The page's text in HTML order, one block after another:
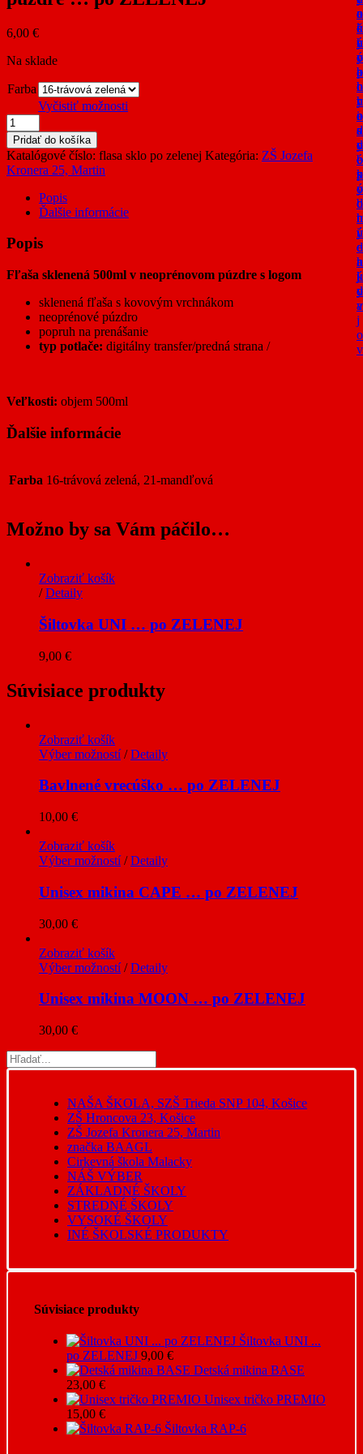
6,00 €
Na sklade
Farba
Vyčistiť možnosti
množstvo
Fľaša
sklenená
500ml
v
neoprénovom
púzdre
po
ZELENEJ
Pridať do košíka
Katalógové číslo: flasa sklo po zelenej Kategória: ZŠ Jozefa
Kronera 25, Martin
Popis
Ďalšie informácie
Popis
Fľaša sklenená 500ml v neoprénovom púzdre s logom
sklenená fľaša s kovovým vrchnákom
neoprénové púzdro
popruh na prenášanie
typ potlače: digitálny transfer/predná strana /
Veľkosti: objem 500ml
Ďalšie informácie
Farba 16-trávová zelená, 21-mandľová
Možno by sa Vám páčilo…
Zobraziť košík
/ Detaily
Šiltovka UNI … po ZELENEJ
9,00 €
Súvisiace produkty
Zobraziť košík
Výber možností/ Detaily
Bavlnené vrecúško … po ZELENEJ
10,00 €
Zobraziť košík
Výber možností/ Detaily
Unisex mikina CAPE … po ZELENEJ
30,00 €
Zobraziť košík
Výber možností/ Detaily
Unisex mikina MOON … po ZELENEJ
30,00 €
NAŠA ŠKOLA, SZŠ Trieda SNP 104, Košice
ZŠ Hroncova 23, Košice
ZŠ Jozefa Kronera 25, Martin
značka BAAGL
Cirkevná škola Malacky
NÁŠ VÝBER
ZÁKLADNÉ ŠKOLY
STREDNÉ ŠKOLY
VYSOKÉ ŠKOLY
INÉ ŠKOLSKÉ PRODUKTY
Súvisiace produkty
Šiltovka UNI ...
po ZELENEJ 9,00 €
Detská mikina BASE
23,00 €
Unisex tričko PREMIO
15,00 €
Šiltovka RAP-6
c
n
é
o
b
c
h
o
d
n
é
p
o
d
i
e
n
k
y
n
k
y
o
c
h
r
a
n
y
o
s
o
b
n
ý
c
h
ú
d
a
j
o
v
o
c
h
r
a
n
y
o
s
o
b
n
ý
c
h
ú
d
a
j
o
v
a
č
n
ý
p
o
r
i
a
d
o
k